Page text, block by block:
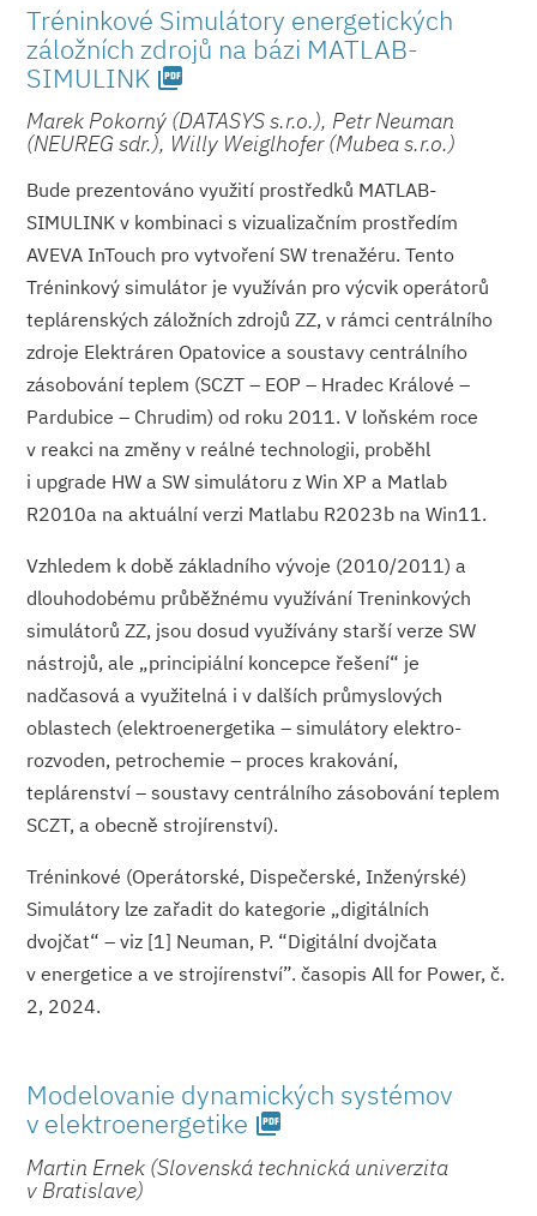
Tréninkové Simulátory energetických
záložních zdrojů na bázi MATLAB-
SIMULINK picture_as_pdf
Marek Pokorný (DATASYS s.r.o.), Petr Neuman
(NEUREG sdr.), Willy Weiglhofer (Mubea s.r.o.)
Bude prezentováno využití prostředků MATLAB-
SIMULINK v kombinaci s vizualizačním prostředím
AVEVA InTouch pro vytvoření SW trenažéru. Tento
Tréninkový simulátor je využíván pro výcvik operátorů
teplárenských záložních zdrojů ZZ, v rámci centrálního
zdroje Elektráren Opatovice a soustavy centrálního
zásobování teplem (SCZT – EOP – Hradec Králové –
Pardubice – Chrudim) od roku 2011. V loňském roce
v reakci na změny v reálné technologii, proběhl
i upgrade HW a SW simulátoru z Win XP a Matlab
R2010a na aktuální verzi Matlabu R2023b na Win11.
Vzhledem k době základního vývoje (2010/2011) a
dlouhodobému průběžnému využívání Treninkových
simulátorů ZZ, jsou dosud využívány starší verze SW
nástrojů, ale „principiální koncepce řešení“ je
nadčasová a využitelná i v dalších průmyslových
oblastech (elektroenergetika – simulátory elektro-
rozvoden, petrochemie – proces krakování,
teplárenství – soustavy centrálního zásobování teplem
SCZT, a obecně strojírenství).
Tréninkové (Operátorské, Dispečerské, Inženýrské)
Simulátory lze zařadit do kategorie „digitálních
dvojčat“ – viz [1] Neuman, P. “Digitální dvojčata
v energetice a ve strojírenství”. časopis All for Power, č.
2, 2024.
Modelovanie dynamických systémov
v elektroener­getike picture_as_pdf
Martin Ernek (Slovenská technická univerzita
v Bratislave)